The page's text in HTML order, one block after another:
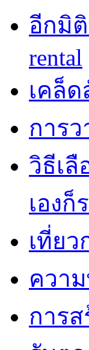
อีกมิติ
rental
เคล็
การ
วิธีเลื
เองก็
เที่ย
ควา
การ